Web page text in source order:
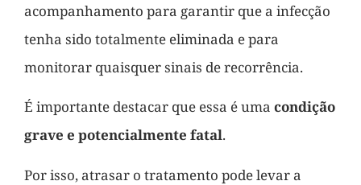
acompanhamento para garantir que a infecção
tenha sido totalmente eliminada e para
monitorar quaisquer sinais de recorrência.
É importante destacar que essa é uma condição
grave e potencialmente fatal.
Por isso, atrasar o tratamento pode levar a